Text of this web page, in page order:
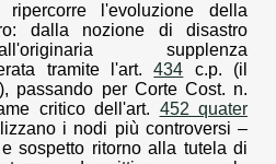
ripercorre l'evoluzione della
dalla nozione di disastro
supplenza
tramite l'art.434 c.p. (il
passando per Corte Cost. n.
critico dell'art. 452 quater
i nodi più controversi –
sospetto ritorno alla tutela di